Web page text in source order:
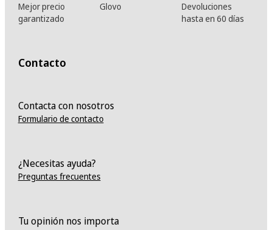
Mejor precio
garantizado
Glovo
Devoluciones
hasta en 60 días
Contacto
Contacta con nosotros
Formulario de contacto
¿Necesitas ayuda?
Preguntas frecuentes
Tu opinión nos importa